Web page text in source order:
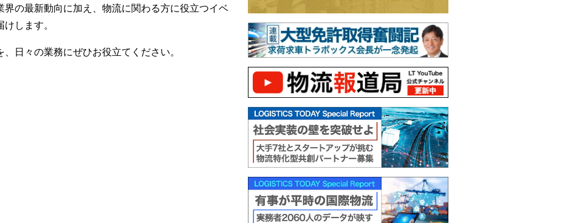
の最新動向に加え、物流に関わる方に役立つイベ
します。
日々の業務にぜひお役立てください。